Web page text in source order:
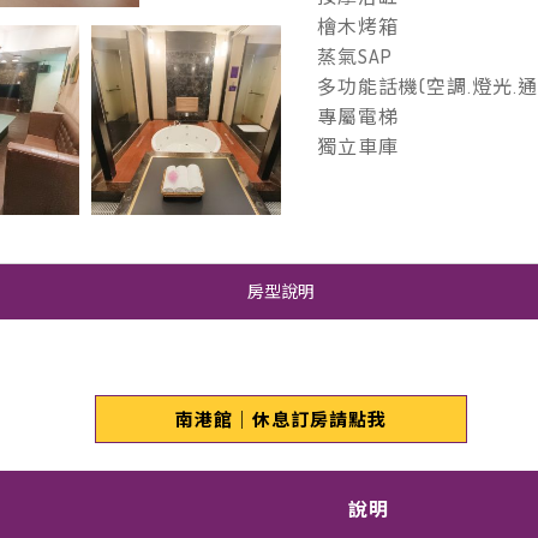
檜木烤箱
蒸氣SAP
多功能話機(空調.燈光.
專屬電梯
獨立車庫
房型說明
南港館｜休息訂房請點我
說明